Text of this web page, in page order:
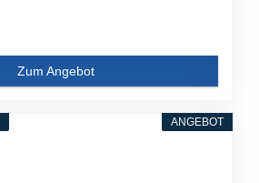
Zum Angebot
ANGEBOT